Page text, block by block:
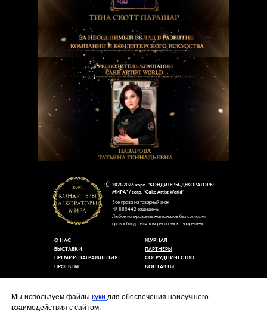
Мы используем файлы куки для обеспечения наилучшего
взаимодействия с сайтом.
2021-2026 корп. "КОНДИТЕРЫ-ДЕКОРАТОРЫ
МИРА" / corp. “Cake Artist World”
Все права на товарный знак
№ 885442 защищены
Любое копирование материалов без согласия
правообладателя товарного знака запрещено
КОНТАКТЫ
СОТРУДНИЧЕСТВО
ЖУРНАЛ
ПАРТНЁРЫ
ПРЕМИИ НАГРАЖДЕНИЯ
ПРОЕКТЫ
ВЫСТАВКИ
О НАС
Политика конфиденциальности
Согласие на обработку персональных данных